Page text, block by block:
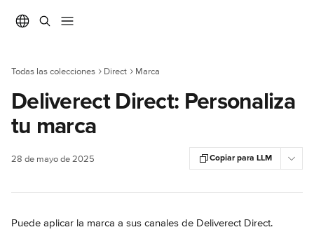
Todas las colecciones Direct Marca
Deliverect Direct: Personaliza
tu marca
28 de mayo de 2025 Copiar para LLM
Puede aplicar la marca a sus canales de Deliverect Direct.